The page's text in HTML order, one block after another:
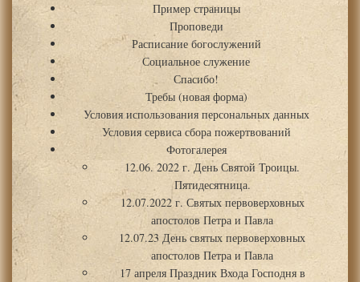
Пример страницы
Проповеди
Расписание богослужений
Социальное служение
Спасибо!
Требы (новая форма)
Условия использования персональных данных
Условия сервиса сбора пожертвований
Фотогалерея
12.06. 2022 г. День Святой Троицы.
Пятидесятница.
12.07.2022 г. Святых первоверховных
апостолов Петра и Павла
12.07.23 День святых первоверховных
апостолов Петра и Павла
17 апреля Праздник Входа Господня в